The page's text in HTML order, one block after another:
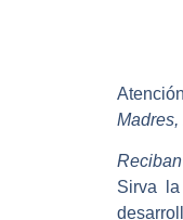
Madres,
Sirva